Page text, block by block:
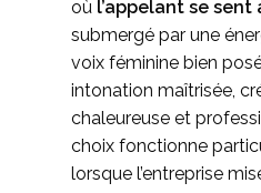
où l’appelant se sent
submergé par une
voix féminine bien
intonation maîtrisée,
chaleureuse et
choix fonctionne
lorsque l’entreprise